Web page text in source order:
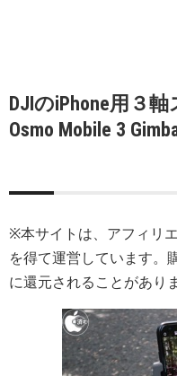
DJIのiPhone用３
Osmo Mobile 3
※本サイトは、アフィリ
を得て運営しています。
に還元されることがあり